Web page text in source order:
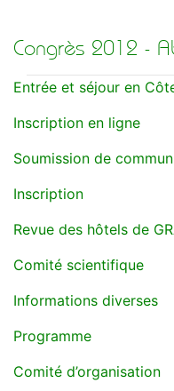
Congrès 2012 -
Entrée et séjour en
Inscription en ligne
Soumission de
Inscription
Revue des hôtels de
Comité scientifique
Informations diverses
Programme
Comité d’organisation